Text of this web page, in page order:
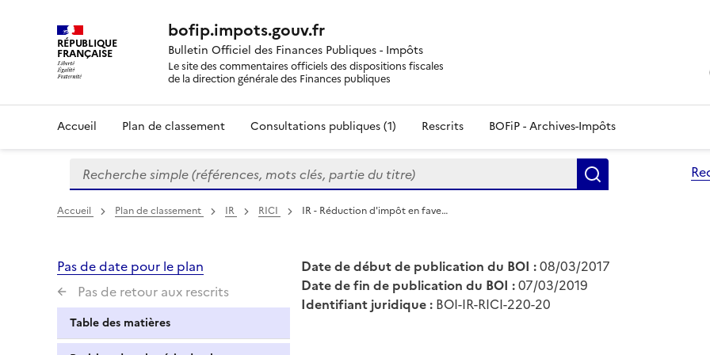
RÉPUBLIQUE
FRANÇAISE
bofip.impots.gouv.fr
Bulletin Officiel des Finances Publiques - Impôts
Le site des commentaires officiels des dispositions fiscales
de la direction générale des Finances publiques
Accueil Plan de classement Consultations publiques (1) Rescrits BOFiP - Archives-Impôts
Formulaire
de
recherche
Recherche simple (références, mots clés, partie du titre)
Accueil Plan de classement IR RICI IR - Réduction d'impôt en fave…
Pas de date pour le plan
Pas de retour aux rescrits
Table des matières
Date de début de publication du BOI :08/03/2017
Date de fin de publication du BOI :07/03/2019
Identifiant juridique : BOI-IR-RICI-220-20